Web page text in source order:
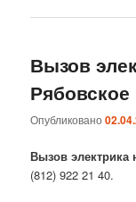
Вызов
Опубликовано
Вызов электрика
(812) 922 21 40.